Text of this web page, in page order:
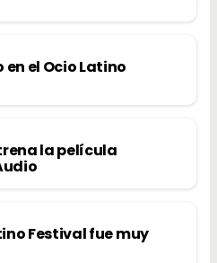
el Ocio Latino
la película
Festival fue muy